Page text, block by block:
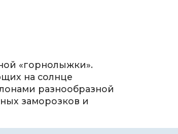
«горнолыжки».
на солнце
разнообразной
заморозков и